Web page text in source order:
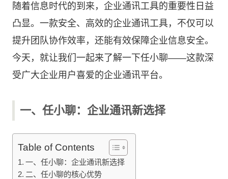
随着信息时代的到来，企业通讯工具的重要性日益
凸显。一款安全、高效的企业通讯工具，不仅可以
提升团队协作效率，还能有效保障企业信息安全。
今天，就让我们一起来了解一下任小聊——这款深
受广大企业用户喜爱的企业通讯平台。
一、任小聊：企业通讯新选择
Table of Contents
一、任小聊：企业通讯新选择
二、任小聊的核心优势